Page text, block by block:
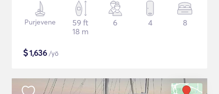
Purjevene
59 ft
18 m
6 4 8
$1,636 /yö